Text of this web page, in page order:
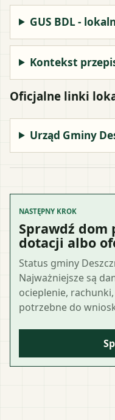
GUS BDL -
Kontekst
Oficjalne linki
Urząd Gminy
NASTĘPNY KROK
Sprawdź dom
dotacji albo
Status gminy
Najważniejsze są
ocieplenie,
potrzebne do